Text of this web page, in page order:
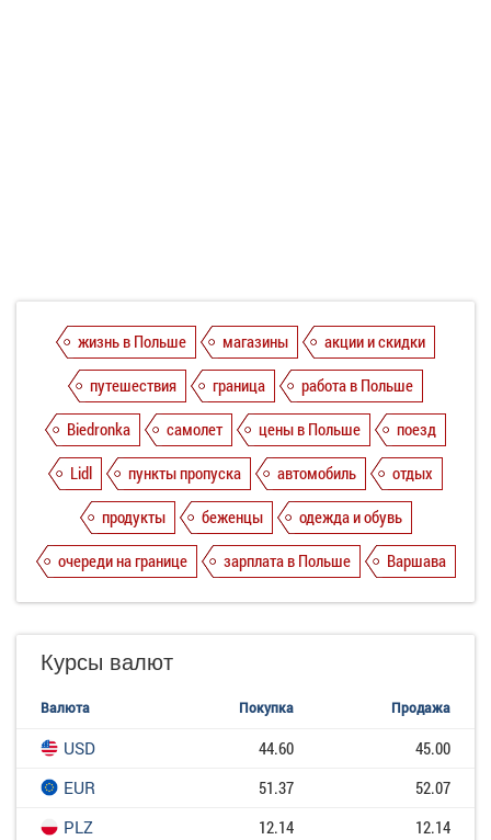
жизнь в Польше магазины
акции и скидки
путешествия
граница
работа в Польше
Biedronka
самолет цены в Польше
поезд
Lidl
пункты пропуска автомобиль
отдых
продукты
беженцы
одежда и обувь
очереди на границе
зарплата в Польше Варшава
Курсы валют
Валюта Покупка Продажа
USD 44.60
45.00
EUR
51.37
52.07
PLZ
12.14 12.14